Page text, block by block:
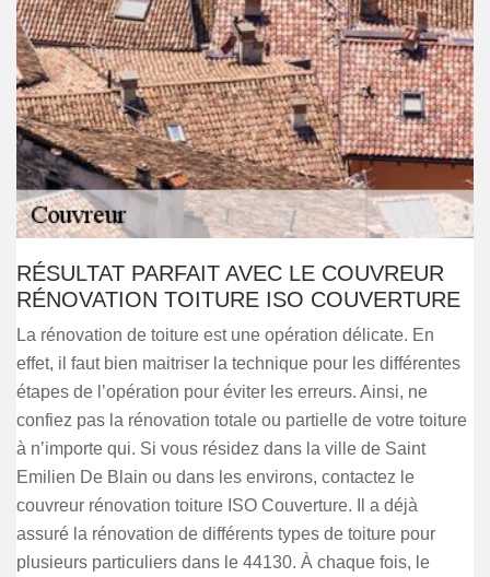
RÉSULTAT PARFAIT AVEC LE COUVREUR
RÉNOVATION TOITURE ISO COUVERTURE
La rénovation de toiture est une opération délicate. En
effet, il faut bien maitriser la technique pour les différentes
étapes de l’opération pour éviter les erreurs. Ainsi, ne
confiez pas la rénovation totale ou partielle de votre toiture
à n’importe qui. Si vous résidez dans la ville de Saint
Emilien De Blain ou dans les environs, contactez le
couvreur rénovation toiture ISO Couverture. Il a déjà
assuré la rénovation de différents types de toiture pour
plusieurs particuliers dans le 44130. À chaque fois, le